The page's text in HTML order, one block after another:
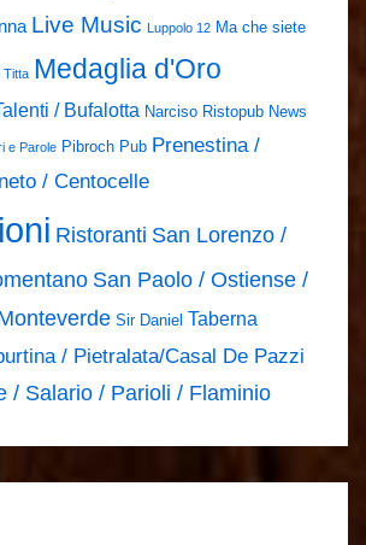
Live Music Luppolo 12 Ma che siete
Titta Medaglia d'Oro
/ Bufalotta Narciso Ristopub News
e Parole Pibroch Pub Prenestina /
/ Centocelle
Ristoranti San Lorenzo /
San Paolo / Ostiense /
Sir Daniel Taberna
/ Pietralata/Casal De Pazzi
/ Salario / Parioli / Flaminio